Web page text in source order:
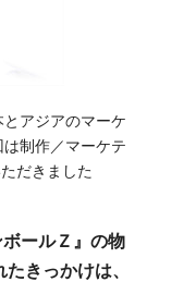
アジアのマーケ
制作／マーケテ
だきました
ールＺ』の物
きっかけは、